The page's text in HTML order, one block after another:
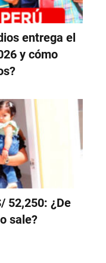
entrega el
y cómo
52,250: ¿De
sale?